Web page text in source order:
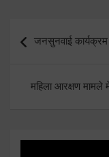
navigation
जनसुनवाई
महिला आरक्षण मामले